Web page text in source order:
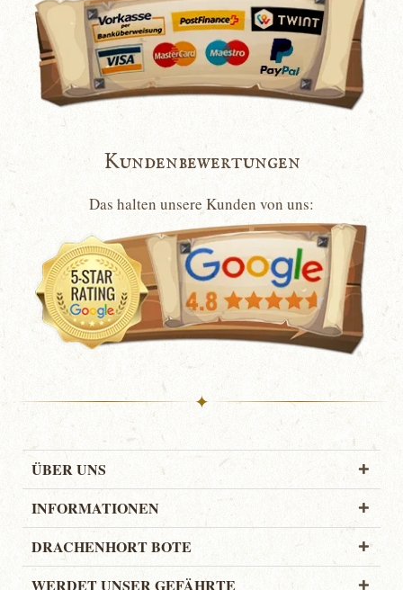
Kundenbewertungen
Das halten unsere Kunden von uns:
✦
ÜBER UNS
INFORMATIONEN
DRACHENHORT BOTE
WERDET UNSER GEFÄHRTE